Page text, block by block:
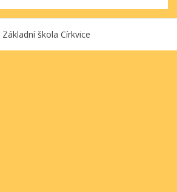
Základní škola Církvice